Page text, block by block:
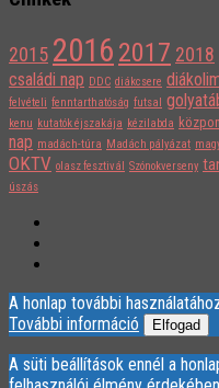
2015 2016 2017 2018
családi nap DDC diákcsere
felvételi fenntarthatóság futsal
kenu kutatók éjszakája kézilabda
nap madách-túra Madách pályázat
OKTV olasz fesztivál Szónokverseny
úszás
A honlap további
További információ
Elfogad
A süti beállítások ennél a